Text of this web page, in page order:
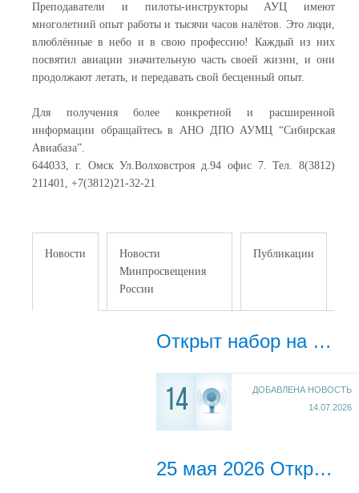
Преподаватели и пилоты-инструкторы АУЦ имеют
многолетний опыт работы и тысячи часов налётов. Это люди,
влюблённые в небо и в свою профессию! Каждый из них
посвятил авиации значительную часть своей жизни, и они
продолжают летать, и передавать свой бесценный опыт.
Для получения более конкретной и расширенной
информации обращайтесь в АНО ДПО АУМЦ “Сибирская
Авиабаза”.
644033, г. Омск Ул.Волховстроя д.94 офис 7. Тел. 8(3812)
211401, +7(3812)21-32-21
Новости
Новости
Минпросвещения
России
Публикации
Открыт набор на обучение пилота СВС и Частного пилота сентябрь-октябрь 2026, город Омск
14
ДОБАВЛЕНА НОВОСТЬ
14.07.2026
25 мая 2026 Открыт набор группы Частный пилот г. Омск